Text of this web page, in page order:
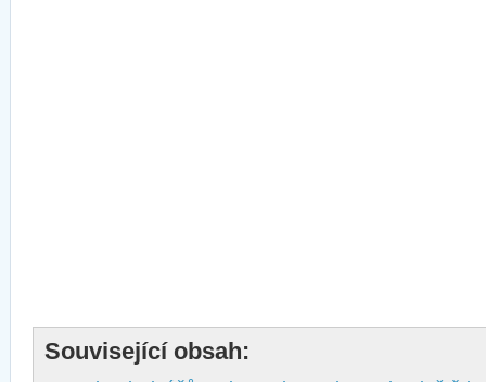
Související obsah: